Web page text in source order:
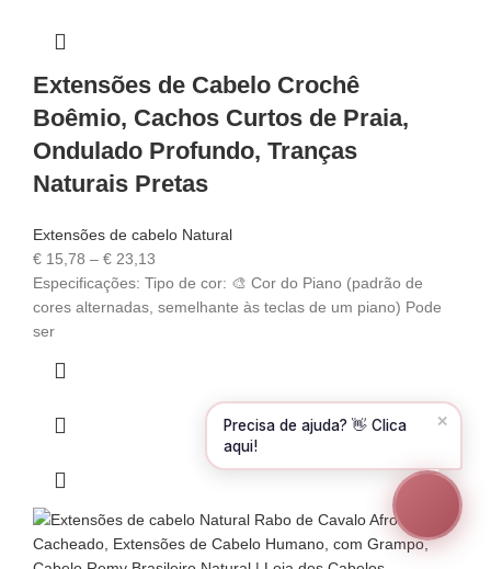
Extensões de Cabelo Crochê
Boêmio, Cachos Curtos de Praia,
Ondulado Profundo, Tranças
Naturais Pretas
Extensões de cabelo Natural
€ 15,78 – € 23,13
Especificações: Tipo de cor: 🎨 Cor do Piano (padrão de
cores alternadas, semelhante às teclas de um piano) Pode
ser
Precisa de ajuda? 👋 Clica
aqui!
✕
e email 😊
Email*